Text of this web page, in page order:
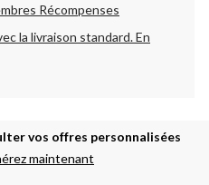
Récompenses
la livraison standard.En
vos offres personnalisées
maintenant